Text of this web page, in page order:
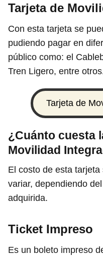
Tarjeta de
Con esta tarjeta se
pudiendo pagar en
público como: el
Tren Ligero, entre
Tarjeta de
¿Cuánto cuesta
Movilidad
El costo de esta
variar, dependiendo
adquirida.
Ticket Impreso
Es un boleto impreso